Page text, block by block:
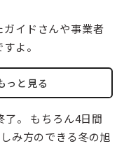
イドさんや事業者
よ。
っと見る
。 もちろん4日間
み方のできる冬の旭